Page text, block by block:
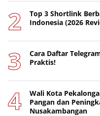
Top 3 Shortlink
Indonesia (2026
Cara Daftar
Praktis!
Wali Kota
Pangan dan
Nusakambangan